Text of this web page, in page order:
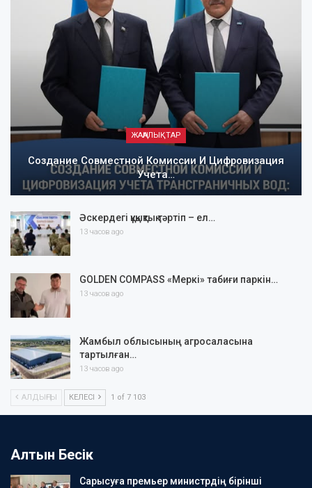
ЖАҢАЛЫҚТАР
Создание Совместной Комиссии И Цифровизация
Учета…
Әскердегі құқықтық тәртіп – ел…
13 часов ago
GOLDEN COMPASS «Меркі» табиғи паркін…
13 часов ago
Жамбыл облысының агросаласына
тартылған…
13 часов ago
АЛДЫҢҒЫ КЕЛЕСІ 1 of 7 103
Алтын Бесік
Сарысуға премьер министрдің бірінші